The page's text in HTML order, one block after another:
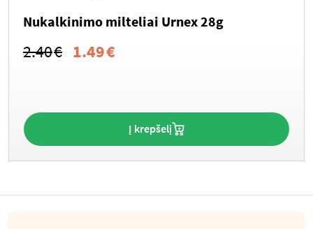
Nukalkinimo milteliai Urnex 28g
2.40€ Original
2.40€.
1.49€Current
1.49€.
Į krepšelį